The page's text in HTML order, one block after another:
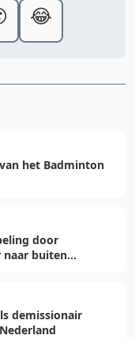
😂
het Badminton
door
naar buiten
demissionair